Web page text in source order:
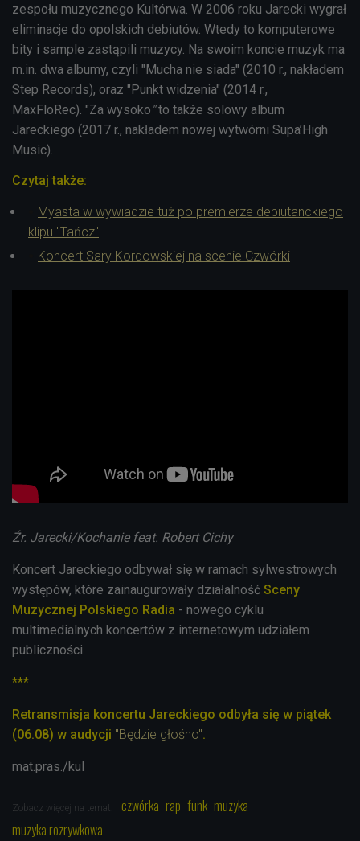
zespołu muzycznego Kultórwa. W 2006 roku Jarecki wygrał
eliminacje do opolskich debiutów. Wtedy to komputerowe
bity i sample zastąpili muzycy. Na swoim koncie muzyk ma
m.in. dwa albumy, czyli "Mucha nie siada" (2010 r., nakładem
Step Records), oraz "Punkt widzenia" (2014 r.,
MaxFloRec) "Za wysoko " to także solowy album
Jareckiego (2017 r., nakładem nowej wytwórni Supa’High
Music).
Czytaj także:
Myasta w wywiadzie tuż po premierze debiutanckiego
klipu "Tańcz"
Koncert Sary Kordowskiej na scenie Czwórki
Źr. Jarecki/Kochanie feat. Robert Cichy
Koncert Jareckiego odbywał się w ramach sylwestrowych
występów, które zainaugurowały działalność Sceny
Muzycznej Polskiego Radia - nowego cyklu
multimedialnych koncertów z internetowym udziałem
publiczności.
***
Retransmisja koncertu Jareckiego odbyła się w piątek
(06.08) w audycji "Będzie głośno".
mat.pras./kul
Zobacz więcej na temat: czwórka rap funk muzyka
muzyka rozrywkowa